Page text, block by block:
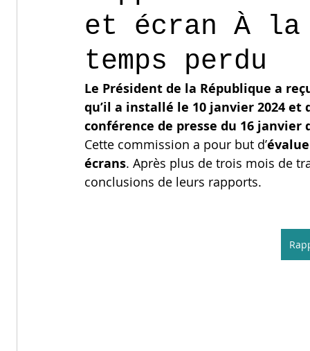
et écran À la
temps perdu
Le Président de la République a
qu’il a installé le 10 janvier 2024
conférence de presse du 16
Cette commission a pour but d’
écrans. Après plus de trois mois de
conclusions de leurs rapports.